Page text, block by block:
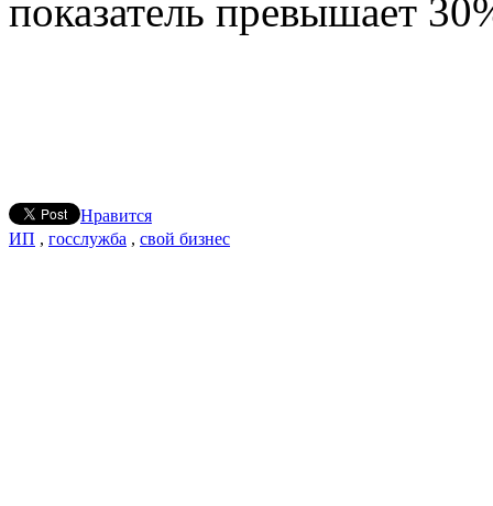
показатель превышает
Нравится
ИП , госслужба , свой бизнес